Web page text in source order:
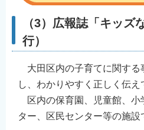
（3）広報誌「キッズ
行）
大田区内の子育てに関する
し、わかりやすく正しく伝え
区内の保育園、児童館、小
ター、区民センター等の施設